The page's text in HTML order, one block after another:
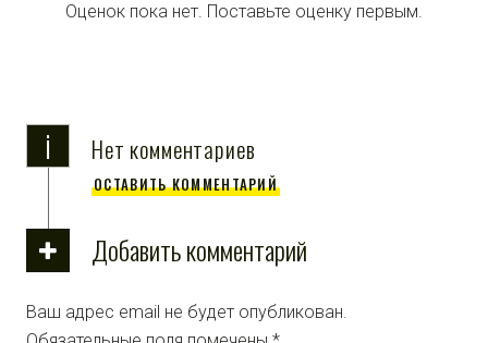
Оценок пока нет. Поставьте оценку первым.
i Нет комментариев
ОСТАВИТЬ КОММЕНТАРИЙ
Добавить комментарий
Ваш адрес email не будет опубликован.